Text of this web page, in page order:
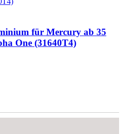
für Mercury ab 35
One (31640T4)